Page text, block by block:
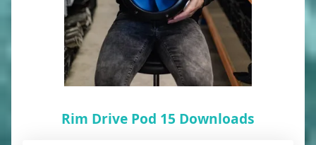
Rim Drive Pod 15 Downloads